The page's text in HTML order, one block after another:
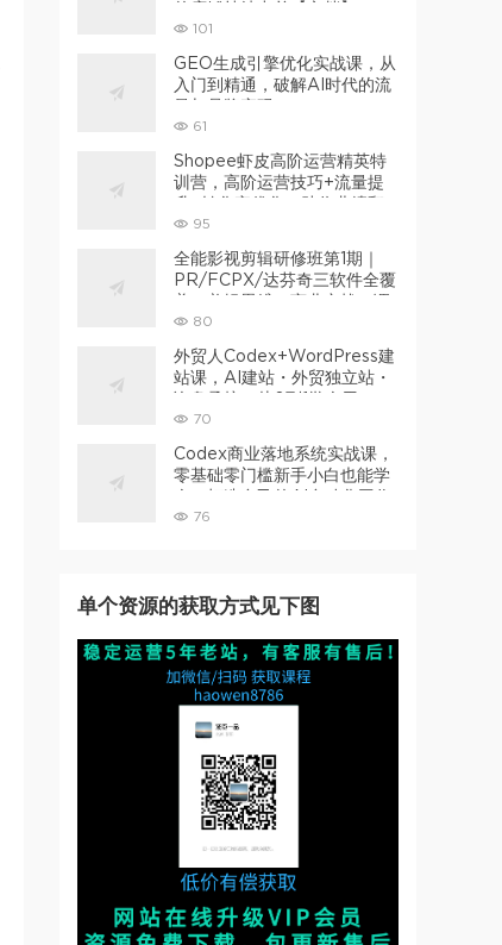
101
GEO生成引擎优化实战课，从
入门到精通，破解AI时代的流
61
Shopee虾皮高阶运营精英特
训营，高阶运营技巧+流量提
倍（更新26年7月）
95
全能影视剪辑研修班第1期｜
PR/FCPX/达芬奇三软件全覆
色包装全链路系统课
80
外贸人Codex+WordPress建
站课，AI建站・外贸独立站・
Codex辅助建站
70
Codex商业落地系统实战课，
零基础零门槛新手小白也能学
流+产品系统
76
单个资源的获取方式见下图